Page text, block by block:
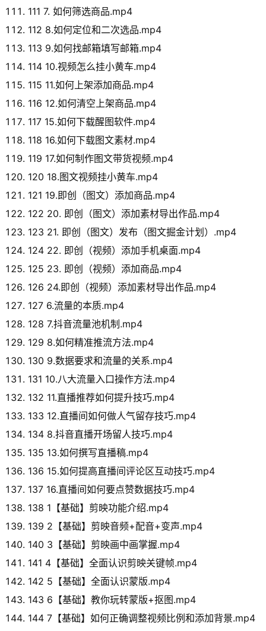
111 7. 如何筛选商品.mp4
112 8.如何定位和二次选品.mp4
113 9.如何找邮箱填写邮箱.mp4
114 10.视频怎么挂小黄车.mp4
115 11.如何上架添加商品.mp4
116 12.如何清空上架商品.mp4
117 15.如何下载醒图软件.mp4
118 16.如何下载图文素材.mp4
119 17.如何制作图文带货视频.mp4
120 18.图文视频挂小黄车.mp4
121 19.即创（图文）添加商品.mp4
122 20. 即创（图文）添加素材导出作品.mp4
123 21. 即创（图文）发布（图文掘金计划）.mp4
124 22. 即创（视频）添加手机桌面.mp4
125 23. 即创（视频）添加商品.mp4
126 24.即创（视频）添加素材导出作品.mp4
127 6.流量的本质.mp4
128 7.抖音流量池机制.mp4
129 8.如何精准推流方法.mp4
130 9.数据要求和流量的关系.mp4
131 10.八大流量入口操作方法.mp4
132 11.直播推荐如何提升技巧.mp4
133 12.直播间如何做人气留存技巧.mp4
134 8.抖音直播开场留人技巧.mp4
135 13.如何撰写直播稿.mp4
136 15.如何提高直播间评论区互动技巧.mp4
137 16.直播间如何要点赞数据技巧.mp4
138 1【基础】剪映功能介绍.mp4
139 2【基础】剪映音频+配音+变声.mp4
140 3【基础】剪映画中画掌握.mp4
141 4【基础】全面认识剪映关键帧.mp4
142 5【基础】全面认识蒙版.mp4
143 6【基础】教你玩转蒙版+抠图.mp4
144 7【基础】如何正确调整视频比例和添加背景.mp4